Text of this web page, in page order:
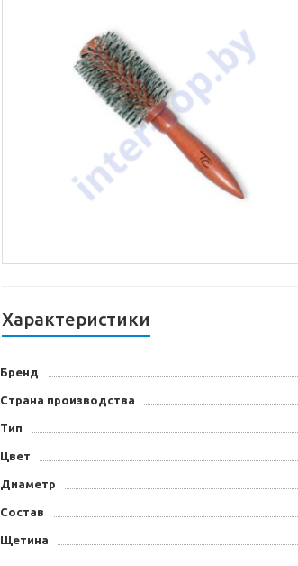
Характеристики
Бренд
Страна производства
Тип
Цвет
Диаметр
Состав
Щетина